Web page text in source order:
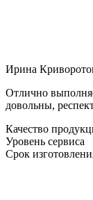
Ирина
Отлично
довольны,
Качество
Уровень сервиса
Срок